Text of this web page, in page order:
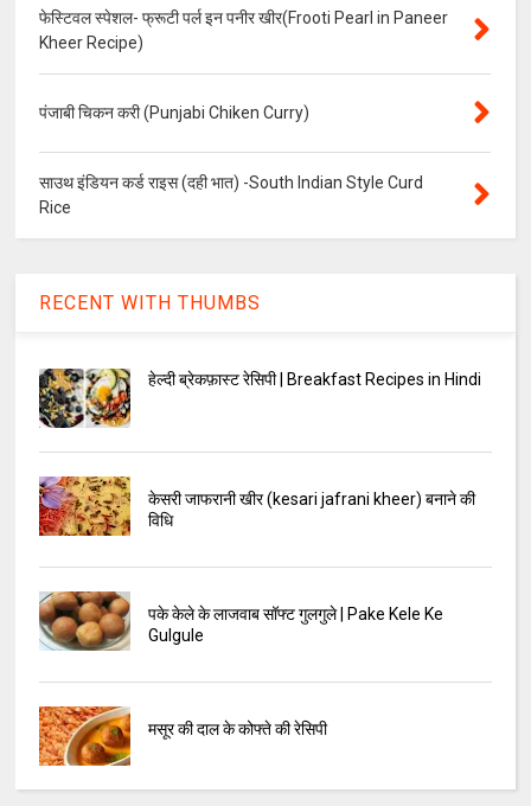
फेस्टिवल स्पेशल- फ्रूटी पर्ल इन पनीर खीर(Frooti Pearl in Paneer
Kheer Recipe)
पंजाबी चिकन करी (Punjabi Chiken Curry)
साउथ इंडियन कर्ड राइस (दही भात) -South Indian Style Curd
Rice
RECENT WITH THUMBS
हेल्दी ब्रेकफ़ास्ट रेसिपी | Breakfast Recipes in Hindi
केसरी जाफरानी खीर (kesari jafrani kheer) बनाने की
विधि
पके केले के लाजवाब सॉफ्ट गुलगुले | Pake Kele Ke
Gulgule
मसूर की दाल के कोफ्ते की रेसिपी